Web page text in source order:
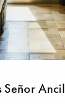
Señor Ancil